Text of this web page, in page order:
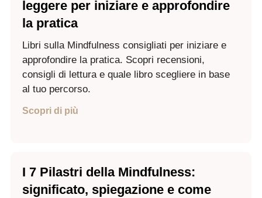
leggere per iniziare e approfondire
la pratica
Libri sulla Mindfulness consigliati per iniziare e
approfondire la pratica. Scopri recensioni,
consigli di lettura e quale libro scegliere in base
al tuo percorso.
Scopri di più
I 7 Pilastri della Mindfulness:
significato, spiegazione e come